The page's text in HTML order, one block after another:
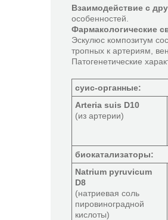
Взаимодействие с
особенностей.
Фармакологические
Эскулюс композитум
тропных к артериям,
Патогенетические
суис-органные:
Arteria suis D10
(из артерии)
биокатализаторы:
Natrium pyruvicum
D8
(натриевая соль
пировиноградной
кислоты)